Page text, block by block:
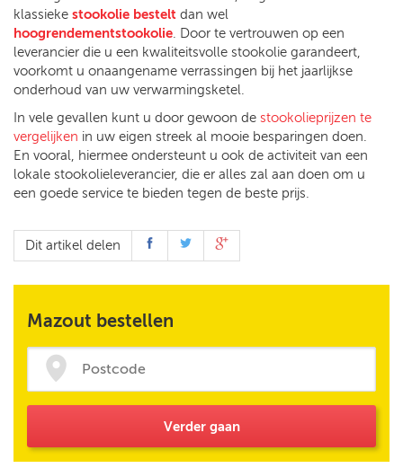
klassieke stookolie bestelt dan wel
hoogrendementstookolie. Door te vertrouwen op een
leverancier die u een kwaliteitsvolle stookolie garandeert,
voorkomt u onaangename verrassingen bij het jaarlijkse
onderhoud van uw verwarmingsketel.
In vele gevallen kunt u door gewoon de stookolieprijzen te
vergelijken in uw eigen streek al mooie besparingen doen.
En vooral, hiermee ondersteunt u ook de activiteit van een
lokale stookolieleverancier, die er alles zal aan doen om u
een goede service te bieden tegen de beste prijs.
Dit artikel delen
Mazout bestellen
Verder gaan